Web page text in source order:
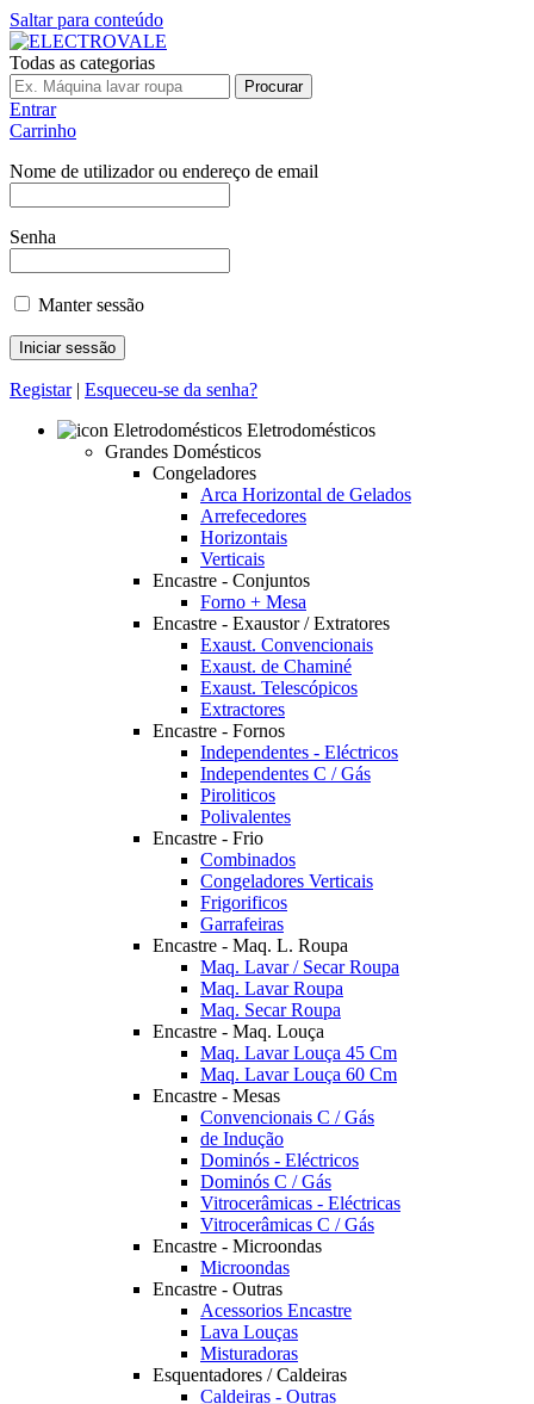
Saltar para conteúdo
Todas as categorias
Procurar
Entrar
Carrinho
Nome de utilizador ou endereço de email
Senha
Manter sessão
Registar| Esqueceu-se da senha?
Eletrodomésticos
Grandes Domésticos
Congeladores
Arca Horizontal de Gelados
Arrefecedores
Horizontais
Verticais
Encastre - Conjuntos
Forno + Mesa
Encastre - Exaustor / Extratores
Exaust. Convencionais
Exaust. de Chaminé
Exaust. Telescópicos
Extractores
Encastre - Fornos
Independentes - Eléctricos
Independentes C / Gás
Piroliticos
Polivalentes
Encastre - Frio
Combinados
Congeladores Verticais
Frigorificos
Garrafeiras
Encastre - Maq. L. Roupa
Maq. Lavar / Secar Roupa
Maq. Lavar Roupa
Maq. Secar Roupa
Encastre - Maq. Louça
Maq. Lavar Louça 45 Cm
Maq. Lavar Louça 60 Cm
Encastre - Mesas
Convencionais C / Gás
de Indução
Dominós - Eléctricos
Dominós C / Gás
Vitrocerâmicas - Eléctricas
Vitrocerâmicas C / Gás
Encastre - Microondas
Microondas
Encastre - Outras
Acessorios Encastre
Lava Louças
Misturadoras
Esquentadores / Caldeiras
Caldeiras - Outras